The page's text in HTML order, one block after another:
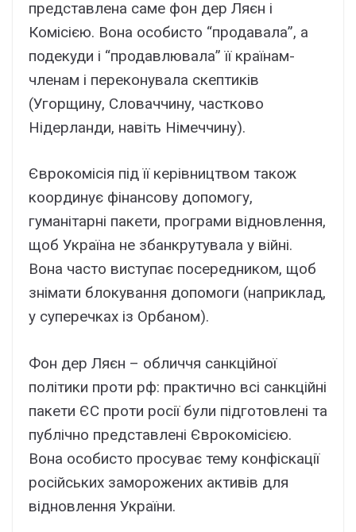
представлена саме фон дер Ляєн і
Комісією. Вона особисто “продавала”, а
подекуди і “продавлювала” її країнам-
членам і переконувала скептиків
(Угорщину, Словаччину, частково
Нідерланди, навіть Німеччину).
Єврокомісія під її керівництвом також
координує фінансову допомогу,
гуманітарні пакети, програми відновлення,
щоб Україна не збанкрутувала у війні.
Вона часто виступає посередником, щоб
знімати блокування допомоги (наприклад,
у суперечках із Орбаном).
Фон дер Ляєн – обличчя санкційної
політики проти рф: практично всі санкційні
пакети ЄС проти росії були підготовлені та
публічно представлені Єврокомісією.
Вона особисто просуває тему конфіскації
російських заморожених активів для
відновлення України.